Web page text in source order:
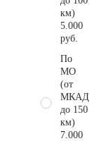
км)
5.000
руб.
По
МО
(от
МКАД
до 150
км)
7.000